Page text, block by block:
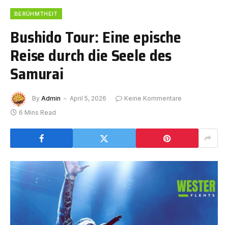
BERÜHMTHEIT
Bushido Tour: Eine epische
Reise durch die Seele des
Samurai
By Admin April 5, 2026
Keine Kommentare
6 Mins Read